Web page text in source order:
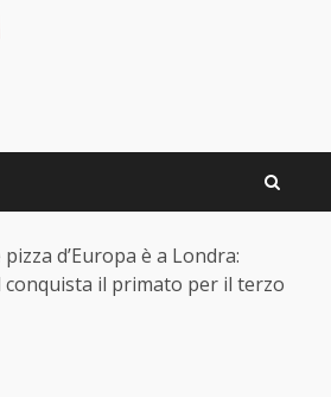
d’Europa è a Londra:
conquista il primato per il terzo